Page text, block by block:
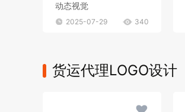
动态视觉
2025-07-29 340
货运代理LOGO设计